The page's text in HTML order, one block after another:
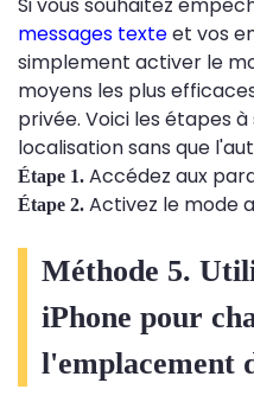
messages texteet vos
simplement activer le
moyens les plus
privée. Voici les étapes
localisation sans que
Étape 1. Accédez aux
Étape 2. Activez le mode
Méthode 5.
iPhone pour
l'emplacement